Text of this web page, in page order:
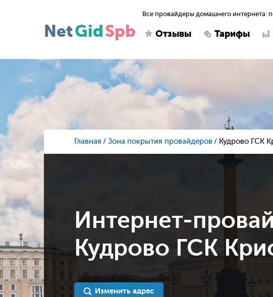
NetGidSpb
Все провайдеры домашнего интернета:
Отзывы Тарифы
Главная Зона покрытия провайдеров Кудрово ГСК
Интернет-
Кудрово ГСК
Изменить адрес